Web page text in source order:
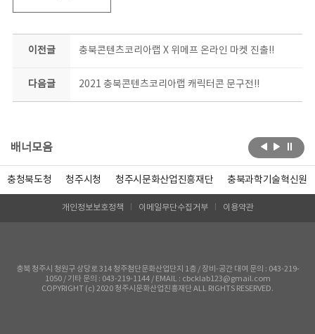
이전글 충북콘텐츠코리아랩 X 위메프 온라인 마켓 진출!!
다음글 2021 충북콘텐츠코리아랩 캐릭터콘 문구전!!
배너모음
충청북도청 청주시청 청주시문화산업진흥재단 충북과학기술혁신원
개인정보보호정책 이메일무단수집거부 이용약관
충북 청주시 청원구 상당로 314 청주첨단문화산업단지 1층 / 장비-공간 대여 문의 : 043-219-
1050 / 기타 문의 : 043-219-1144 / EMAIL : cbcklab123@gmail.com
COPYRIGHT (c) 2020 청주시문화산업진흥재단 ALL RIGHTS RESERVED.